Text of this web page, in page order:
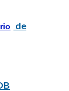
de